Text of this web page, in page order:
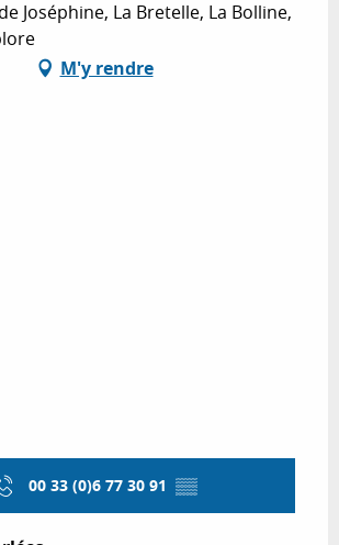
Joséphine, La Bretelle, La Bolline,
M'y rendre
00 33 (0)6 77 30 91 ▒▒